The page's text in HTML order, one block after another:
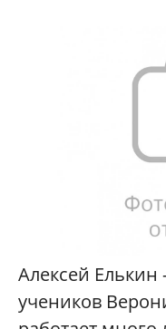
Алексей
учеников